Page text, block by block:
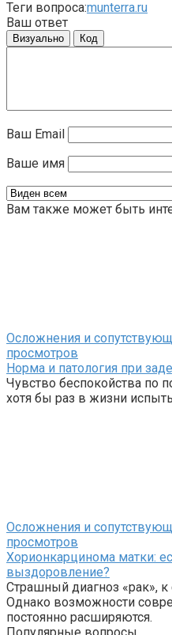
Теги вопроса:munterra.ru
Ваш ответ
Визуально Код
Ваш Email
Ваше имя
Вам также может быть
Осложнения и
просмотров
Норма и патология при
Чувство беспокойства по
хотя бы раз в жизни
Осложнения и
просмотров
Хорионкарцинома матки:
выздоровление?
Страшный диагноз «рак»,
Однако возможности
постоянно расширяются.